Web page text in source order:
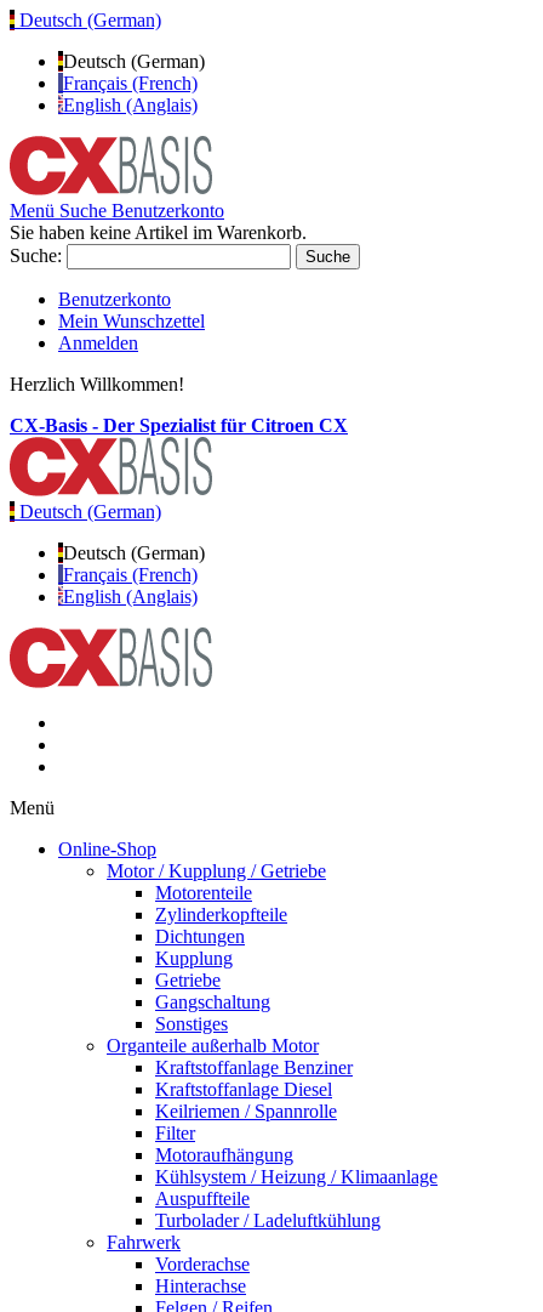
Deutsch (German)
Deutsch (German)
Français (French)
English (Anglais)
Menü Suche Benutzerkonto
Sie haben keine Artikel im Warenkorb.
Suche:
Suche
Benutzerkonto
Mein Wunschzettel
Anmelden
Herzlich Willkommen!
CX-Basis - Der Spezialist für Citroen CX
Deutsch (German)
Deutsch (German)
Français (French)
English (Anglais)
Menü
Online-Shop
Motor / Kupplung / Getriebe
Motorenteile
Zylinderkopfteile
Dichtungen
Kupplung
Getriebe
Gangschaltung
Sonstiges
Organteile außerhalb Motor
Kraftstoffanlage Benziner
Kraftstoffanlage Diesel
Keilriemen / Spannrolle
Filter
Motoraufhängung
Kühlsystem / Heizung / Klimaanlage
Auspuffteile
Turbolader / Ladeluftkühlung
Fahrwerk
Vorderachse
Hinterachse
Felgen / Reifen